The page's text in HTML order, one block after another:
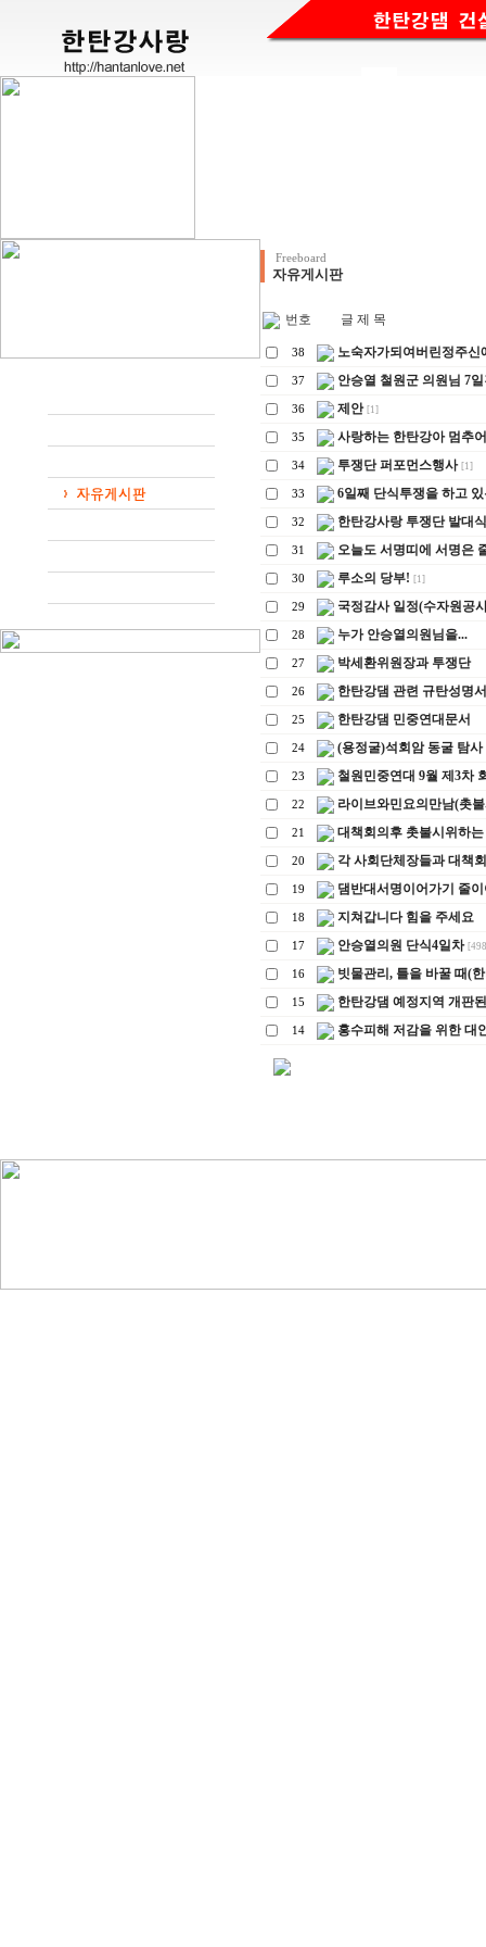
Freeboard
자유게시판
번호 글 제 목
38 노숙자가되여버린정주신
37 안승열 철원군 의원님 7
36 제안 [1]
35 사랑하는 한탄강아 멈추
34 투쟁단 퍼포먼스행사 [1]
33 6일째 단식투쟁을 하고
32 한탄강사랑 투쟁단 발대식
31 오늘도 서명띠에 서명은
30 루소의 당부! [1]
29 국정감사 일정(수자원공
28 누가 안승열의원님을...
27 박세환위원장과 투쟁단
26 한탄강댐 관련 규탄성명서
25 한탄강댐 민중연대문서
24 (용정굴)석회암 동굴 탐사
23 철원민중연대 9월 제3차
22 라이브와민요의만남(촛
21 대책회의후 촛불시위하
20 각 사회단체장들과 대책
19 댐반대서명이어가기 줄
18 지쳐갑니다 힘을 주세요
17 안승열의원 단식4일차
16 빗물관리, 틀을 바꿀 때(
15 한탄강댐 예정지역 개판
14 홍수피해 저감을 위한 대